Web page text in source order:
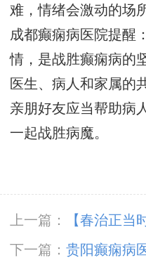
难，情绪会激动的场
成都癫痫病医院提醒
情，是战胜癫痫病的
医生、病人和家属的
亲朋好友应当帮助病
一起战胜病魔。
上一篇：
【春治正当
专家免费会诊，助力
下一篇： 贵阳癫痫病